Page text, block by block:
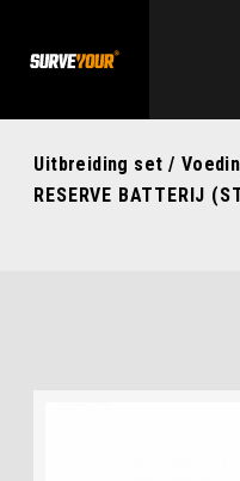
Uitbreiding set /
RESERVE BATTERIJ